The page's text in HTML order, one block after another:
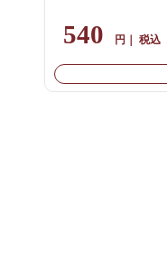
540 税込